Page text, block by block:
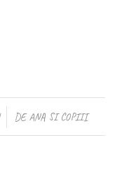
DE ANA SI COPIII